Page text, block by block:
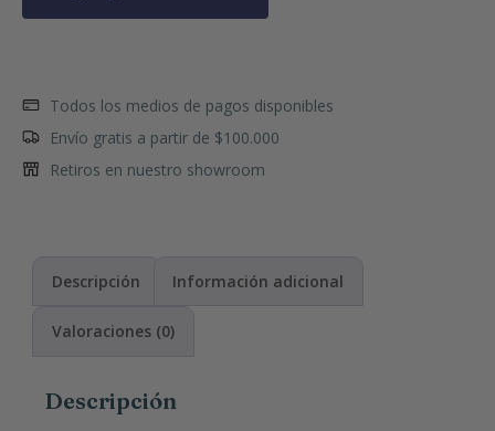
Todos los medios de pagos disponibles
Envío gratis a partir de $100.000
Retiros en nuestro showroom
Descripción Información adicional
Valoraciones (0)
Descripción